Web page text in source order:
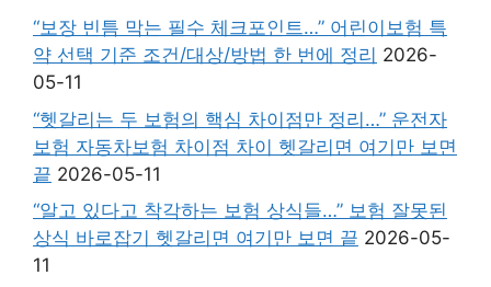
“보장 빈틈 막는 필수 체크포인트…” 어린이보험 특
약 선택 기준 조건/대상/방법 한 번에 정리 2026-
05-11
“헷갈리는 두 보험의 핵심 차이점만 정리…” 운전자
보험 자동차보험 차이점 차이 헷갈리면 여기만 보면
끝 2026-05-11
“알고 있다고 착각하는 보험 상식들…” 보험 잘못된
상식 바로잡기 헷갈리면 여기만 보면 끝 2026-05-
11